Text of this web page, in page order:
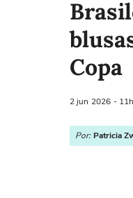
Copa
2 jun 2026 -
Por: Patricia